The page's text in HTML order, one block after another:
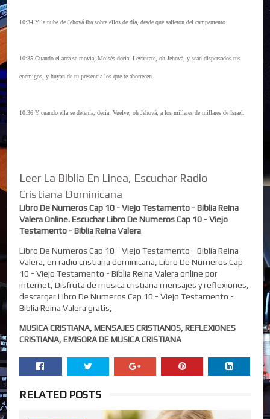
10:34 Y la nube de Jehová iba sobre ellos de día, desde que salieron del campamento.
10:35 Cuando el arca se movía, Moisés decía: Levántate, oh Jehová, y sean dispersados tus
enemigos, y huyan de tu presencia los que te aborrecen.
10:36 Y cuando ella se detenía, decía: Vuelve, oh Jehová, a los millares de millares de Israel.
Leer La Biblia En Linea, Escuchar Radio
Cristiana Dominicana
Libro De Numeros Cap 10 - Viejo Testamento - Biblia Reina
Valera Online. Escuchar Libro De Numeros Cap 10 - Viejo
Testamento - Biblia Reina Valera
Libro De Numeros Cap 10 - Viejo Testamento - Biblia Reina
Valera, en radio cristiana dominicana, Libro De Numeros Cap
10 - Viejo Testamento - Biblia Reina Valera online por
internet, Disfruta de musica cristiana mensajes y reflexiones,
descargar Libro De Numeros Cap 10 - Viejo Testamento -
Biblia Reina Valera gratis,
MUSICA CRISTIANA, MENSAJES CRISTIANOS, REFLEXIONES
CRISTIANA, EMISORA DE MUSICA CRISTIANA
RELATED POSTS